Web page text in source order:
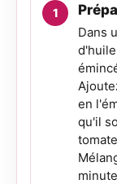
Dans
en
qu'il